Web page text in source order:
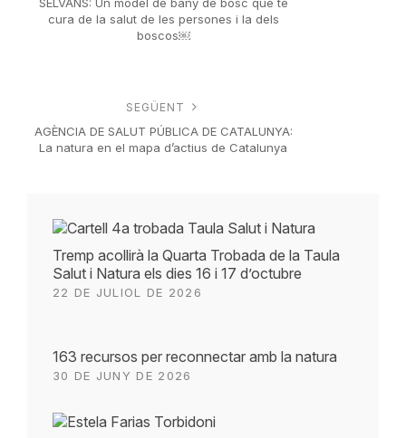
cura de la salut de les persones i la dels
boscos￼
SEGÜENT
AGÈNCIA DE SALUT PÚBLICA DE CATALUNYA:
La natura en el mapa d’actius de Catalunya
Tremp acollirà la Quarta Trobada de la Taula
Salut i Natura els dies 16 i 17 d’octubre
22 DE JULIOL DE 2026
163 recursos per reconnectar amb la natura
30 DE JUNY DE 2026